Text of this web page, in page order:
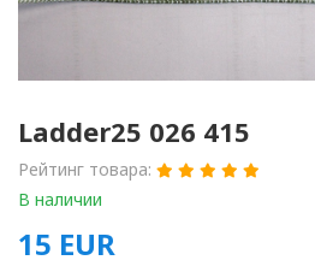
Ladder25 026 415
Рейтинг товара:
В наличии
15 EUR